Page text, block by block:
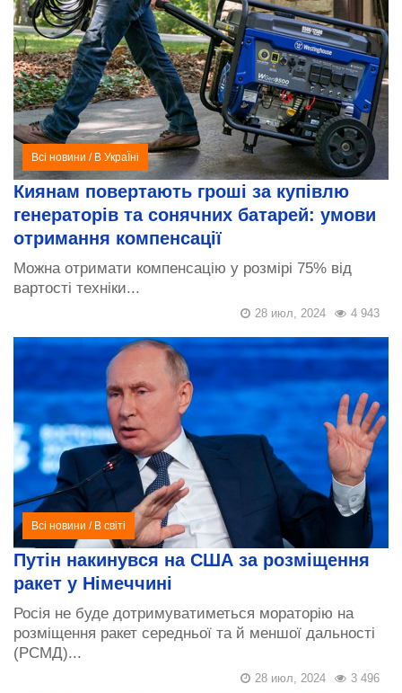
Всі новини / В УкраЇні
Киянам повертають гроші за купівлю
генераторів та сонячних батарей: умови
отримання компенсації
Можна отримати компенсацію у розмірі 75% від
вартості техніки...
4 943
28 июл, 2024
Всі новини / В світі
Путін накинувся на США за розміщення
ракет у Німеччині
Росія не буде дотримуватиметься мораторію на
розміщення ракет середньої та й меншої дальності
(РСМД)...
3 496
28 июл, 2024